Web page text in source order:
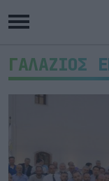
ΓΑΛΑΖΙΟΣ